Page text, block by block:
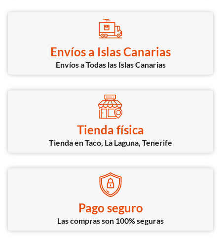
Envíos a Islas Canarias
Envíos a Todas las Islas Canarias
Tienda física
Tienda en Taco, La Laguna, Tenerife
Pago seguro
Las compras son 100% seguras